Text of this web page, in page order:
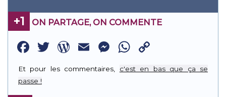
+1 ON PARTAGE, ON COMMENTE
Facebook
Twitter
WordPress
EmailMessenger
WhatsApp
Link
Et pour les commentaires, c'est en bas que ça se
passe !